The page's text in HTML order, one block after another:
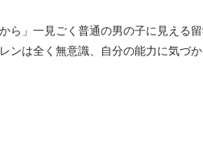
ら」一見ごく普通の男の子に見える
ンは全く無意識、自分の能力に気づ